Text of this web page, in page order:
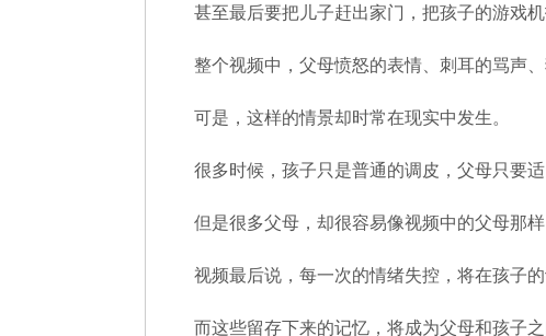
甚至最后要把儿子赶出家门，把孩子的游戏机
整个视频中，父母愤怒的表情、刺耳的骂声
可是，这样的情景却时常在现实中发生。
很多时候，孩子只是普通的调皮，父母只要适
但是很多父母，却很容易像视频中的父母那样
视频最后说，每一次的情绪失控，将在孩子的
而这些留存下来的记忆，将成为父母和孩子